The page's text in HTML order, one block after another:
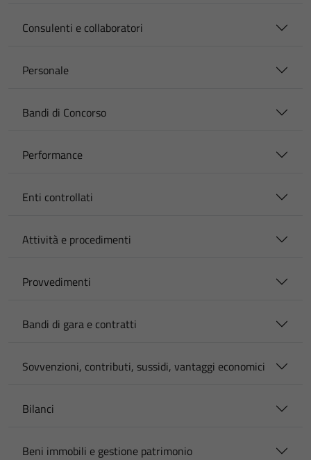
Consulenti e collaboratori
Personale
Bandi di Concorso
Performance
Enti controllati
Attività e procedimenti
Provvedimenti
Bandi di gara e contratti
Sovvenzioni, contributi, sussidi, vantaggi economici
Bilanci
Beni immobili e gestione patrimonio